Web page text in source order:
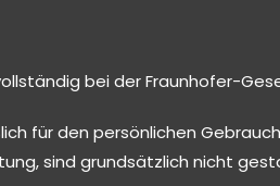
bei der Fraunhofer-
für den persönlichen
sind grundsätzlich nicht